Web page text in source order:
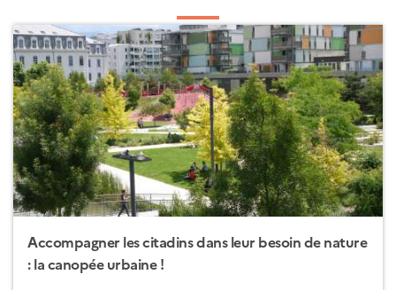
Accompagner les citadins dans leur besoin de nature
: la canopée urbaine !